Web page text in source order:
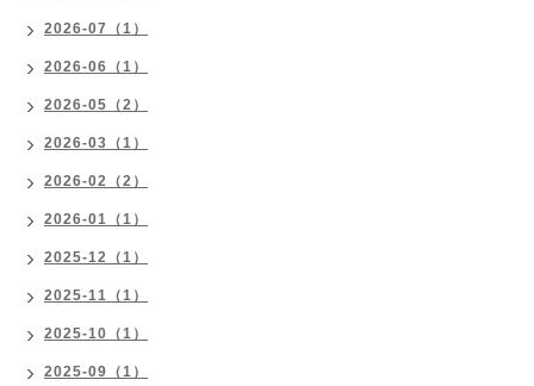
2026-07（1）
2026-06（1）
2026-05（2）
2026-03（1）
2026-02（2）
2026-01（1）
2025-12（1）
2025-11（1）
2025-10（1）
2025-09（1）